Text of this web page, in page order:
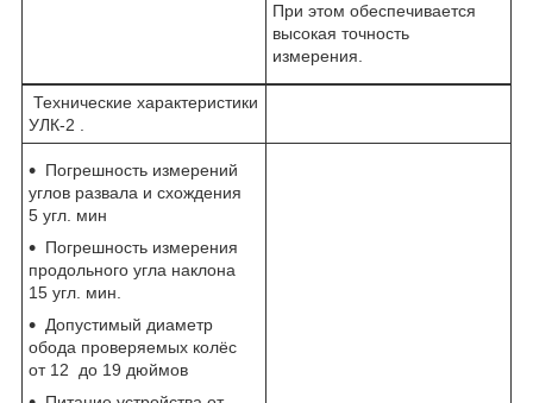
При этом обеспечивается
высокая точность
измерения.
Технические характеристики
УЛК-2 .
Погрешность измерений
углов развала и схождения
5 угл. мин
Погрешность измерения
продольного угла наклона
15 угл. мин.
Допустимый диаметр
обода проверяемых колёс
от 12 до 19 дюймов